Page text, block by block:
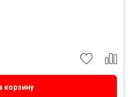
корзину